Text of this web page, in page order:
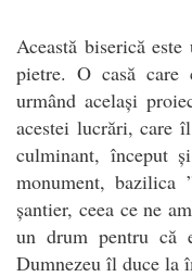
Această biserică
pietre. O casă care
urmând același
acestei lucrări, care
culminant, început
monument, bazilica
șantier, ceea ce ne
un drum pentru că
Dumnezeu îl duce la